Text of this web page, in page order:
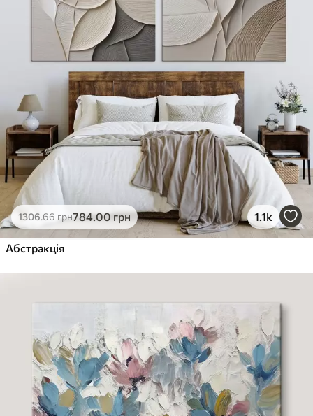
1306.66грн784.00грн 1.1k
Абстракція